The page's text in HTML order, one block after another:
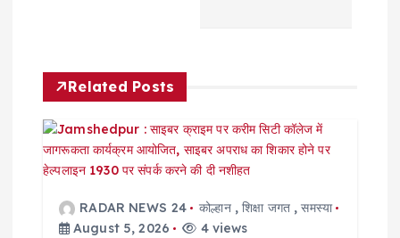
v
g
Related Posts
RADAR NEWS 24 कोल्हान,शिक्षा जगत,समस्या
August 5, 2026
4 views